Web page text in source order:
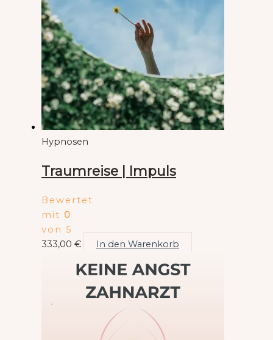
Hypnosen
Traumreise | Impuls
Bewertet
mit 0
von 5
333,00 € In den Warenkorb